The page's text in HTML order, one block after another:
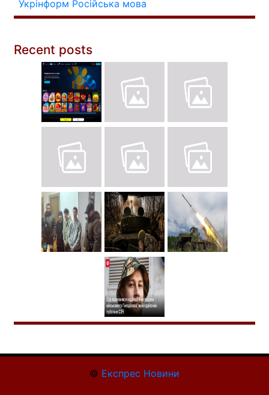
Укрінформ Російська мова
Recent posts
© Експрес Новини